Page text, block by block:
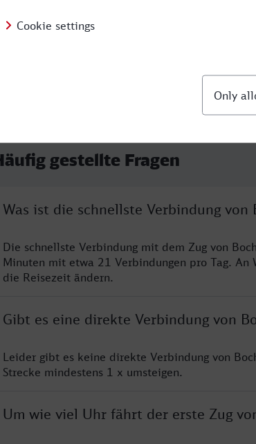
07-29 06:53
gestellte Fragen
Was ist die schnellste Verbindung von
Die schnellste Verbindung mit dem Zug von
Minuten mit etwa 21 Verbindungen pro Tag. An
die Reisezeit ändern.
Gibt es eine direkte Verbindung von
Leider gibt es keine direkte Verbindung von
Strecke mindestens 1 x umsteigen.
Um wie viel Uhr fährt der erste Zug